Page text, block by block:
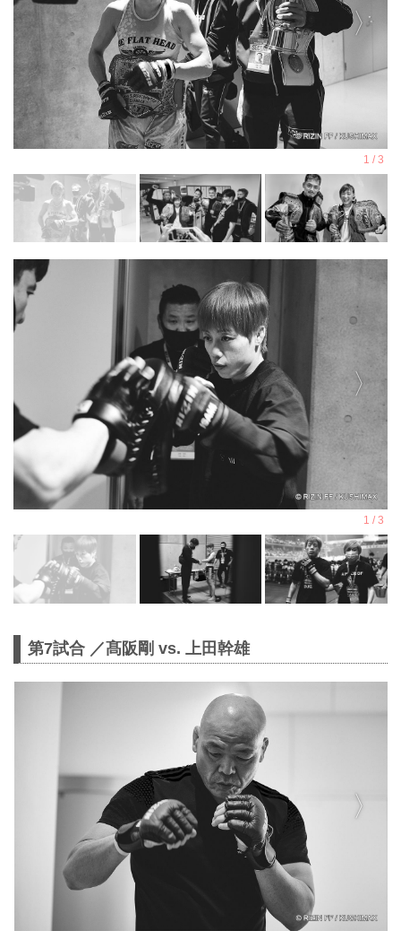
第7試合 ／髙阪剛 vs. 上田幹雄